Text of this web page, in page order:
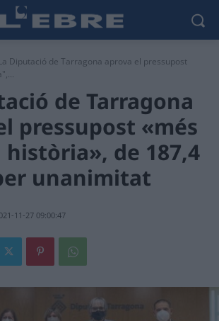
Diputació de Tarragona aprova el pressupost
de Tarragona
pressupost «més
de 187,4
unanimitat
11-27 09:00:47